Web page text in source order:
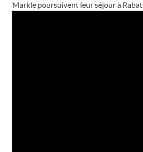
Markle poursuivent leur séjour à Rabat